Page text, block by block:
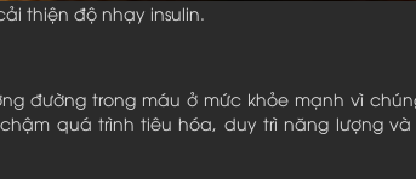
thiện độ nhạy insulin.
đường trong máu ở mức khỏe mạnh vì
quá trình tiêu hóa, duy trì năng lượng